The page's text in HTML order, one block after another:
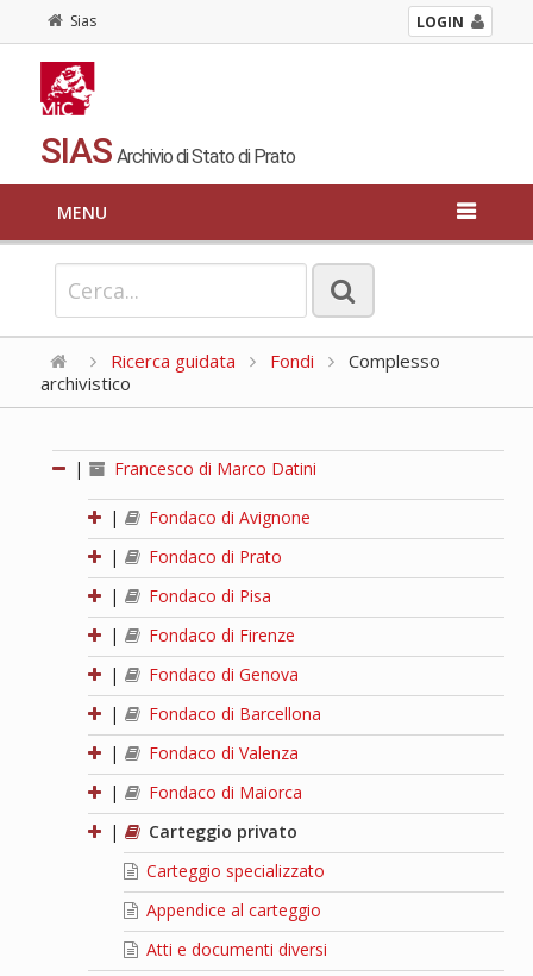
Sias LOGIN
SIAS Archivio di Stato di Prato
MENU
Ricerca guidata Fondi
Complesso
archivistico
| Francesco di Marco Datini
|
Fondaco di Avignone
|
Fondaco di Prato
|
Fondaco di Pisa
|
Fondaco di Firenze
|
Fondaco di Genova
|
Fondaco di Barcellona
|
Fondaco di Valenza
|
Fondaco di Maiorca
|
Carteggio privato
Carteggio specializzato
Appendice al carteggio
Atti e documenti diversi